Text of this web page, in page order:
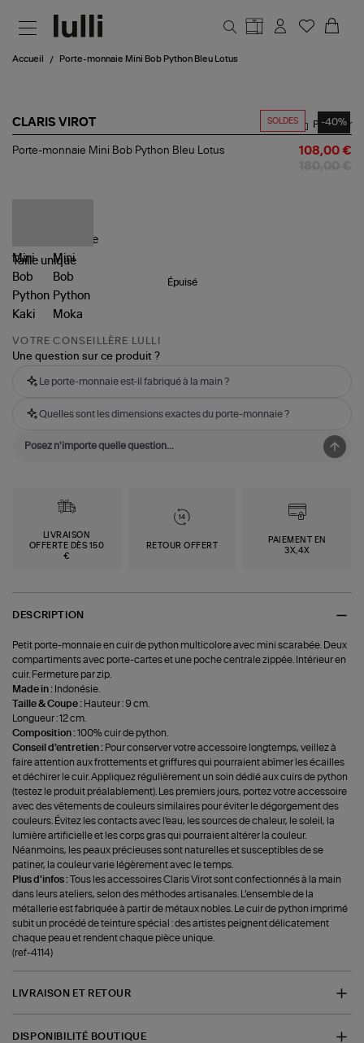
Accueil Porte-monnaie Mini Bob Python Bleu Lotus
SOLDES -40%
CLARIS VIROT
Porte-
Partager
Porte-monnaie Mini Bob Python Bleu Lotus 108,00 €
Taille unique
Épuisé
VOTRE CONSEILLÈRE LULLI
Une question sur ce produit ?
Le porte-monnaie est-il fabriqué à la main ?
Quelles sont les dimensions exactes du porte-monnaie ?
LIVRAISON
OFFERTE DÈS 150
€
RETOUR OFFERT
PAIEMENT EN
3X,4X
DESCRIPTION
Petit porte-monnaie en cuir de python multicolore avec mini scarabée. Deux
compartiments avec porte-cartes et une poche centrale zippée. Intérieur en
cuir. Fermeture par zip.
Made in : Indonésie.
Taille & Coupe : Hauteur : 9 cm.
Longueur : 12 cm.
Composition :100% cuir de python.
Conseil d'entretien : Pour conserver votre accessoire longtemps, veillez à
faire attention aux frottements et griffures qui pourraient abîmer les écailles
et déchirer le cuir. Appliquez régulièrement un soin dédié aux cuirs de python
(testez le produit préalablement). Les premiers jours, portez votre accessoire
avec des vêtements de couleurs similaires pour éviter le dégorgement des
couleurs. Évitez les contacts avec l'eau, les sources de chaleur, le soleil, la
lumière artificielle et les corps gras qui pourraient altérer la couleur.
Néanmoins, les peaux précieuses sont naturelles et susceptibles de se
patiner, la couleur varie légèrement avec le temps.
Plus d'infos :Tous les accessoires Claris Virot sont confectionnés à la main
dans leurs ateliers, selon des méthodes artisanales. L’ensemble de la
métallerie est fabriquée à partir de métaux nobles. Le cuir de python imprimé
subit un procédé de teinture spécial : des artistes peignent délicatement
chaque peau et rendent chaque pièce unique.
(ref-4114)
LIVRAISON ET RETOUR
DISPONIBILITÉ BOUTIQUE